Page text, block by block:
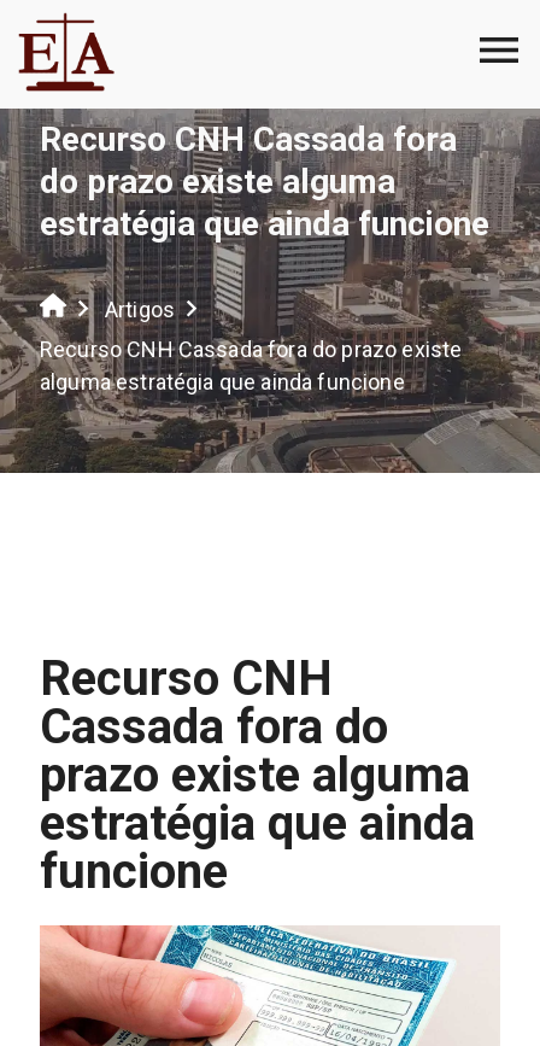
Recurso CNH Cassada fora
do prazo existe alguma
estratégia que ainda funcione
Artigos
Recurso CNH Cassada fora do prazo existe
alguma estratégia que ainda funcione
Recurso CNH
Cassada fora do
prazo existe alguma
estratégia que ainda
funcione